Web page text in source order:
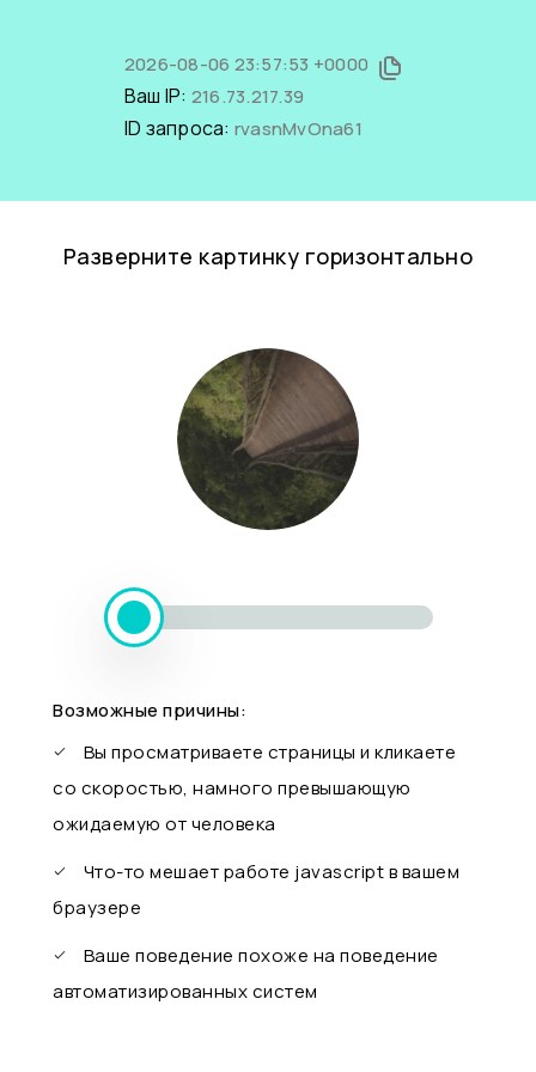
2026-08-06 23:57:53 +0000
Ваш IP: 216.73.217.39
ID запроса: rvasnMvOna61
Разверните картинку горизонтально
Возможные причины:
Вы просматриваете страницы и кликаете
со скоростью, намного превышающую
ожидаемую от человека
Что-то мешает работе javascript в вашем
браузере
Ваше поведение похоже на поведение
автоматизированных систем